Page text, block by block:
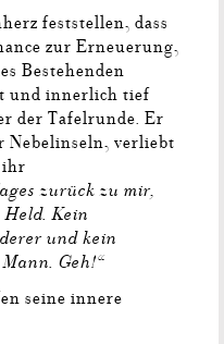
feststellen, dass
zur Erneuerung,
Bestehenden
und innerlich tief
der Tafelrunde. Er
Nebelinseln, verliebt
ihr
zurück zu mir,
Kein
und kein
Geh!“
seine innere